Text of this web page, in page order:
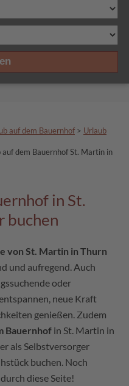
auf dem Bauernhof > Urlaub
auf dem Bauernhof St. Martin in
in St.
buchen
von St. Martin in Thurn
und aufregend. Auch
oder
neue Kraft
genießen. Zudem
Bauernhof in St. Martin in
als Selbstversorger
buchen. Noch
diese Seite!